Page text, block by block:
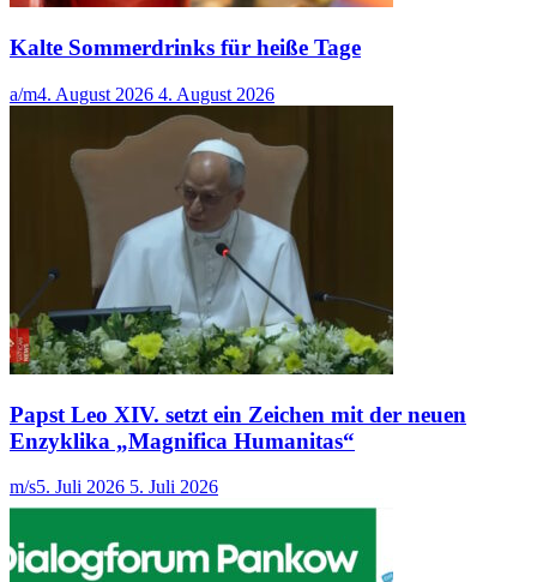
Kalte Sommerdrinks für heiße Tage
a/m4. August 2026 4. August 2026
Papst Leo XIV. setzt ein Zeichen mit der neuen
Enzyklika „Magnifica Humanitas“
m/s5. Juli 2026 5. Juli 2026